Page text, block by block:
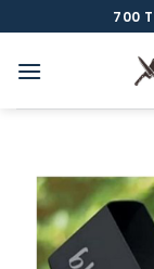
atla
700